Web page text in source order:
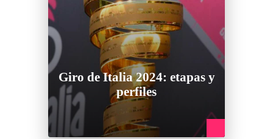
Giro de Italia 2024: etapas y
perfiles